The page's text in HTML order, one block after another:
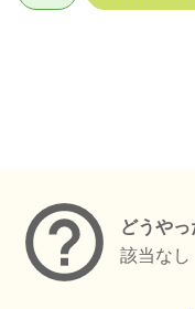
どうや
該当なし